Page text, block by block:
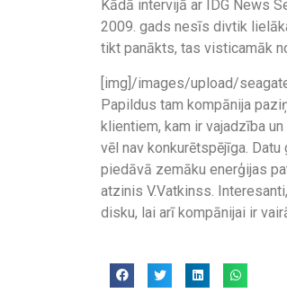
Kādā intervijā ar IDG News
2009. gads nesīs divtik
tikt panākts, tas visticamāk
[img]/images/upload/
Papildus tam kompānija
klientiem, kam ir vajadzība
vēl nav konkurētspējīga.
piedāvā zemāku enerģijas
atzinis V.Vatkinss.
disku, lai arī kompānijai ir